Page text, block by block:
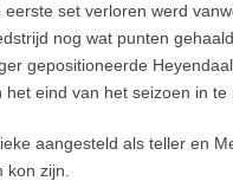
set verloren werd
nog wat punten
gepositioneerde
eind van het seizoen in te
aangesteld als teller en
zijn.